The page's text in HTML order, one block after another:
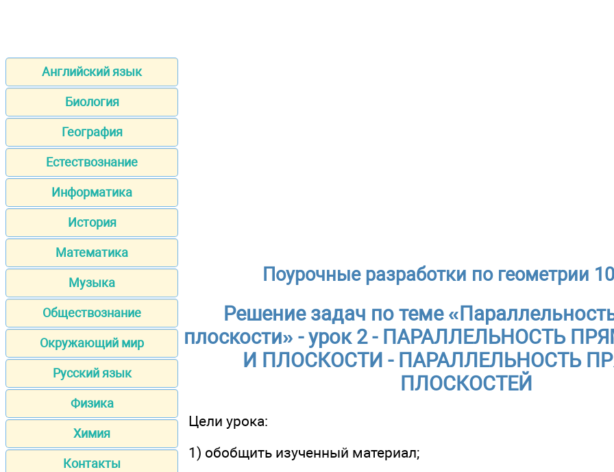
Английский язык
Биология
География
Естествознание
Информатика
История
Математика
Музыка
Обществознание
Окружающий мир
Русский язык
Физика
Химия
Контакты
Поурочные разработки по геометрии
Решение задач по теме
плоскости» - урок 2 - ПАРАЛЛЕЛЬНОСТЬ
И ПЛОСКОСТИ - ПАРАЛЛЕЛЬНОСТЬ
ПЛОСКОСТЕЙ
Цели урока:
1) обобщить изученный материал;